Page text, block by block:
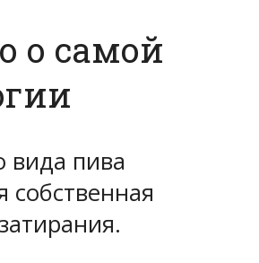
о самой
вида пива
собственная